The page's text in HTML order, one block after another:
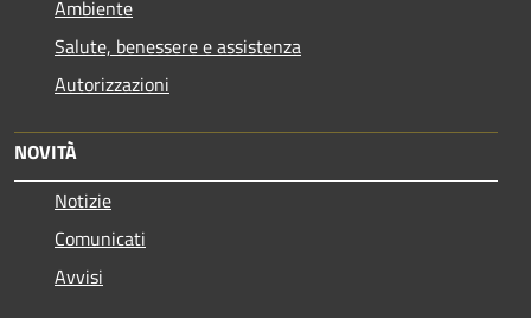
Ambiente
Salute, benessere e assistenza
Autorizzazioni
NOVITÀ
Notizie
Comunicati
Avvisi